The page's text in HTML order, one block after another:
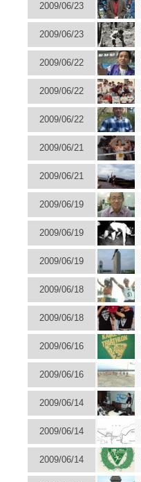
2009/06/23
2009/06/23
2009/06/22
2009/06/22
2009/06/22
2009/06/21
2009/06/21
2009/06/19
2009/06/19
2009/06/19
2009/06/18
2009/06/18
2009/06/16
2009/06/16
2009/06/14
2009/06/14
2009/06/14